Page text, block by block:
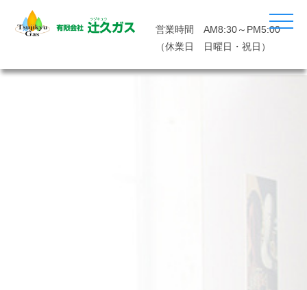
営業時間 AM8:30～PM5:00
（休業日 日曜日・祝日）